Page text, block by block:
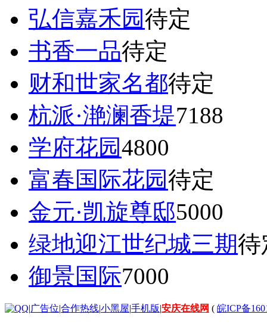
弘信嘉禾园待定
书香一品待定
财和世家名都待定
杭派·滟澜香堤7188
学府花园4800
富春国际花园待定
金元·凯旋尊邸5000
绿地迎江世纪城三期待
御景国际7000
|广告位|合作热线|小黑屋|手机版|安庆在线网 ( 皖ICP备